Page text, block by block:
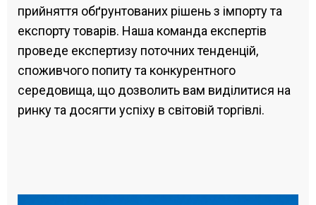
прийняття обґрунтованих рішень з імпорту та
експорту товарів. Наша команда експертів
проведе експертизу поточних тенденцій,
споживчого попиту та конкурентного
середовища, що дозволить вам виділитися на
ринку та досягти успіху в світовій торгівлі.